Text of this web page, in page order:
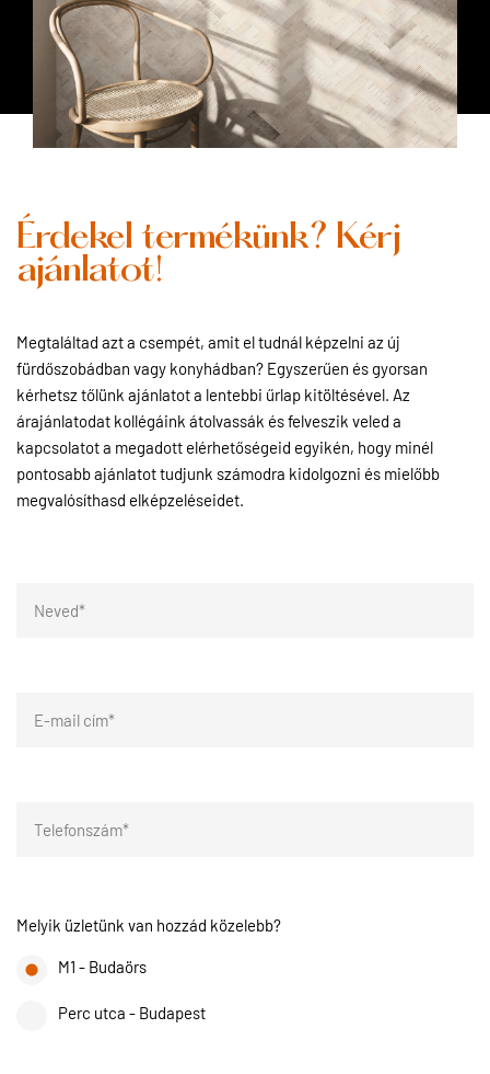
Érdekel termékünk? Kérj
ajánlatot!
Megtaláltad azt a csempét, amit el tudnál képzelni az új
fürdőszobádban vagy konyhádban? Egyszerűen és gyorsan
kérhetsz tőlünk ajánlatot a lentebbi űrlap kitöltésével. Az
árajánlatodat kollégáink átolvassák és felveszik veled a
kapcsolatot a megadott elérhetőségeid egyikén, hogy minél
pontosabb ajánlatot tudjunk számodra kidolgozni és mielőbb
megvalósíthasd elképzeléseidet.
Melyik üzletünk van hozzád közelebb?
M1 - Budaörs
Perc utca - Budapest